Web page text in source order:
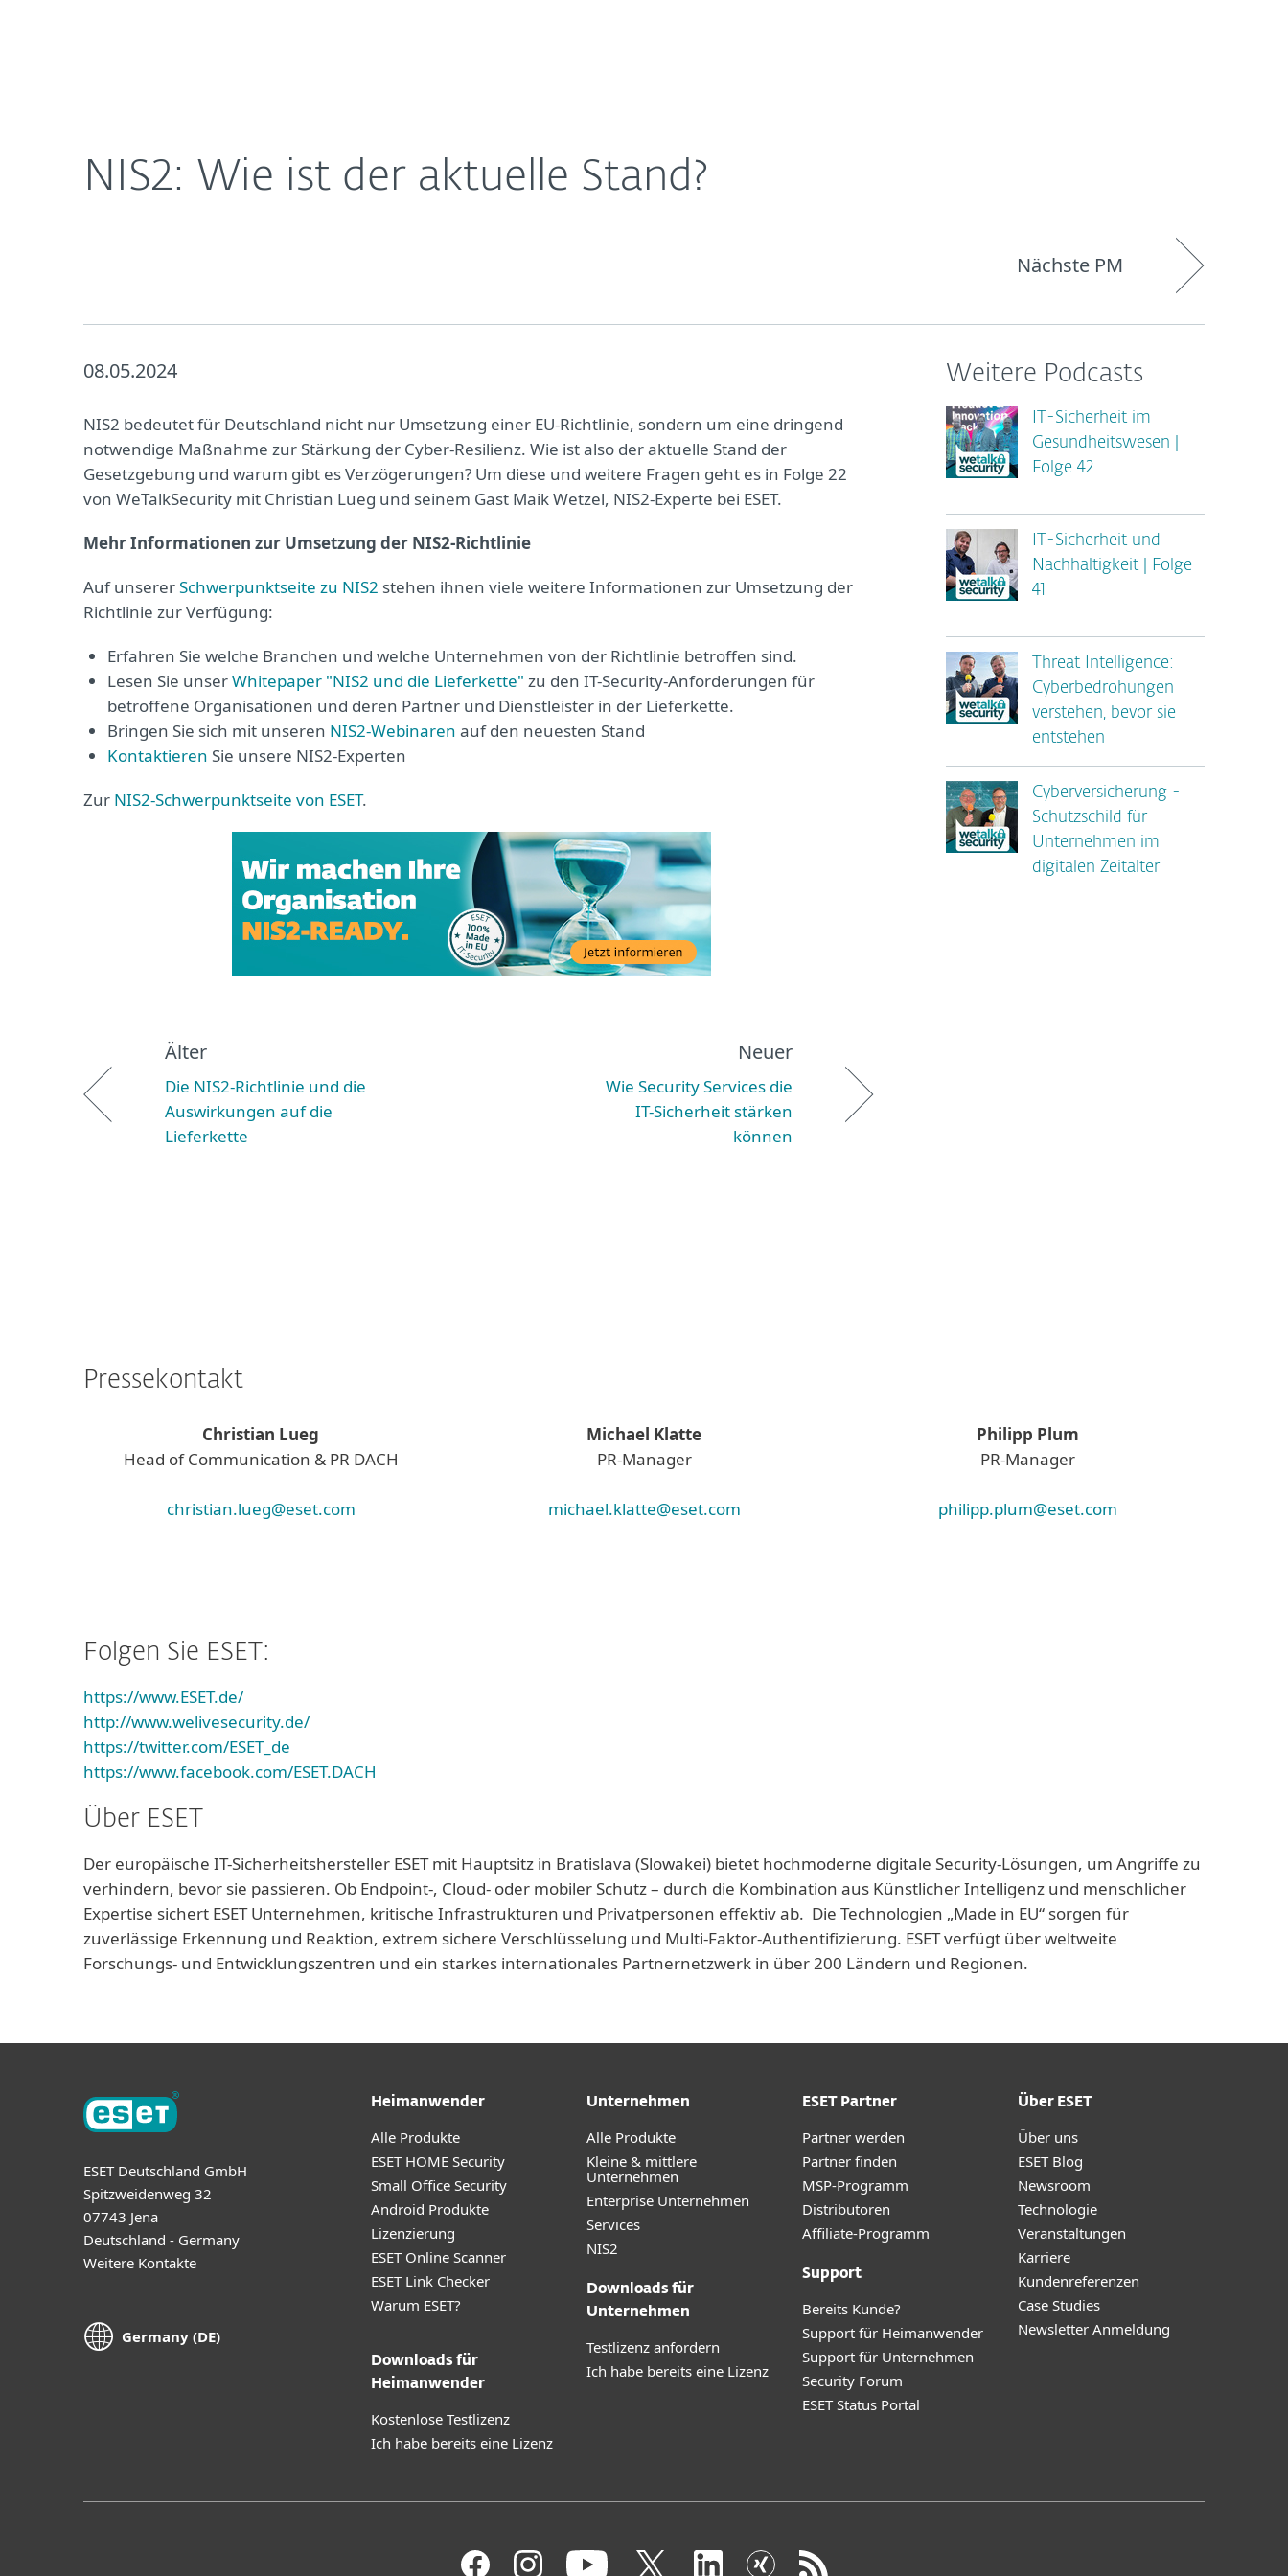
NIS2: Wie ist der aktuelle Stand?
Nächste PM
08.05.2024
NIS2 bedeutet für Deutschland nicht nur Umsetzung einer EU-Richtlinie, sondern um eine dringend
notwendige Maßnahme zur Stärkung der Cyber-Resilienz. Wie ist also der aktuelle Stand der
Gesetzgebung und warum gibt es Verzögerungen? Um diese und weitere Fragen geht es in Folge 22
von WeTalkSecurity mit Christian Lueg und seinem Gast Maik Wetzel, NIS2-Experte bei ESET.
Mehr Informationen zur Umsetzung der NIS2-Richtlinie
Auf unsererSchwerpunktseite zu NIS2 stehen ihnen viele weitere Informationen zur Umsetzung der
Richtlinie zur Verfügung:
Erfahren Sie welche Branchen und welche Unternehmen von der Richtlinie betroffen sind.
Lesen Sie unserWhitepaper "NIS2 und die Lieferkette" zu den IT-Security-Anforderungen für
betroffene Organisationen und deren Partner und Dienstleister in der Lieferkette.
Bringen Sie sich mit unseren NIS2-Webinaren auf den neuesten Stand
Kontaktieren Sie unsere NIS2-Experten
Zur NIS2-Schwerpunktseite von ESET.
Älter
Die NIS2-Richtlinie und die
Auswirkungen auf die
Lieferkette
Neuer
Wie Security Services die
IT-Sicherheit stärken
können
Weitere Podcasts
IT-Sicherheit im
Gesundheitswesen |
Folge 42
IT-Sicherheit und
Nachhaltigkeit | Folge
41
Threat Intelligence:
Cyberbedrohungen
verstehen, bevor sie
entstehen
Cyberversicherung -
Schutzschild für
Unternehmen im
digitalen Zeitalter
Pressekontakt
Christian Lueg
Head of Communication & PR DACH
christian.lueg@eset.com
Michael Klatte
PR-Manager
michael.klatte@eset.com
Philipp Plum
PR-Manager
philipp.plum@eset.com
Folgen Sie ESET:
https://www.ESET.de/
http://www.welivesecurity.de/
https://twitter.com/ESET_de
https://www.facebook.com/ESET.DACH
Über ESET
Der europäische IT-Sicherheitshersteller ESET mit Hauptsitz in Bratislava (Slowakei) bietet hochmoderne digitale Security-Lösungen, um Angriffe zu
verhindern, bevor sie passieren. Ob Endpoint-, Cloud- oder mobiler Schutz – durch die Kombination aus Künstlicher Intelligenz und menschlicher
Expertise sichert ESET Unternehmen, kritische Infrastrukturen und Privatpersonen effektiv ab. Die Technologien „Made in EU“ sorgen für
zuverlässige Erkennung und Reaktion, extrem sichere Verschlüsselung und Multi-Faktor-Authentifizierung. ESET verfügt über weltweite
Forschungs- und Entwicklungszentren und ein starkes internationales Partnernetzwerk in über 200 Ländern und Regionen.
ESET Deutschland GmbH
Spitzweidenweg 32
07743 Jena
Deutschland - Germany
Weitere Kontakte
Germany (DE)
Heimanwender
Alle Produkte
ESET HOME Security
Small Office Security
Android Produkte
Lizenzierung
ESET Online Scanner
ESET Link Checker
Warum ESET?
Downloads für
Heimanwender
Kostenlose Testlizenz
Ich habe bereits eine Lizenz
Unternehmen
Alle Produkte
Kleine & mittlere
Unternehmen
Enterprise Unternehmen
Services
NIS2
Downloads für
Unternehmen
Testlizenz anfordern
Ich habe bereits eine Lizenz
ESET Partner
Partner werden
Partner finden
MSP-Programm
Distributoren
Affiliate-Programm
Support
Bereits Kunde?
Support für Heimanwender
Support für Unternehmen
Security Forum
ESET Status Portal
Über ESET
Über uns
ESET Blog
Newsroom
Technologie
Veranstaltungen
Karriere
Kundenreferenzen
Case Studies
Newsletter Anmeldung